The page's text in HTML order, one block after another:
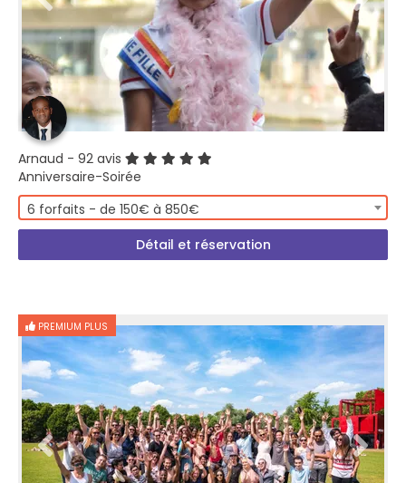
Arnaud - 92 avis
Anniversaire-Soirée
6 forfaits - de 150€ à 850€
Détail et réservation
PREMIUM PLUS